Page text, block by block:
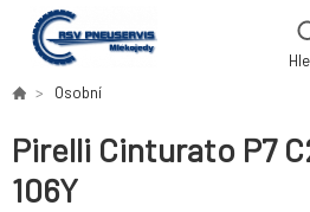
Osobní
Pirelli Cinturato P7
106Y